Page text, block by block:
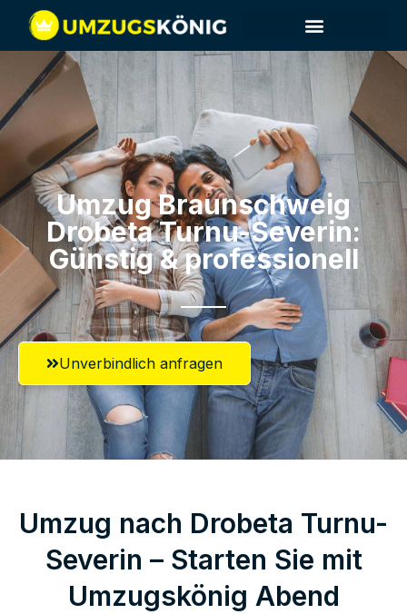
Umzug Braunschweig​
Drobeta Turnu-Severin:
Günstig & professionell​
Unverbindlich anfragen
Umzug nach Drobeta Turnu-
Severin – Starten Sie mit
Umzugskönig Abend